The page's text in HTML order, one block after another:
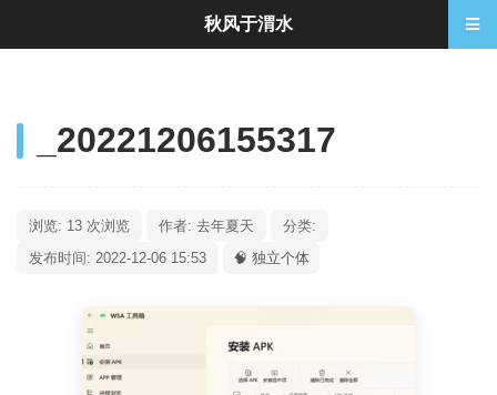
_20221206155317
浏览: 13 次浏览 作者: 去年夏天
分类:
发布时间: 2022-12-06 15:53
🧠 独立个体
秋风于渭水